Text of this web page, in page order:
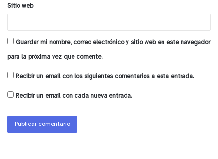
Sitio web
Guardar mi nombre, correo electrónico y sitio web en este navegador
para la próxima vez que comente.
Recibir un email con los siguientes comentarios a esta entrada.
Recibir un email con cada nueva entrada.